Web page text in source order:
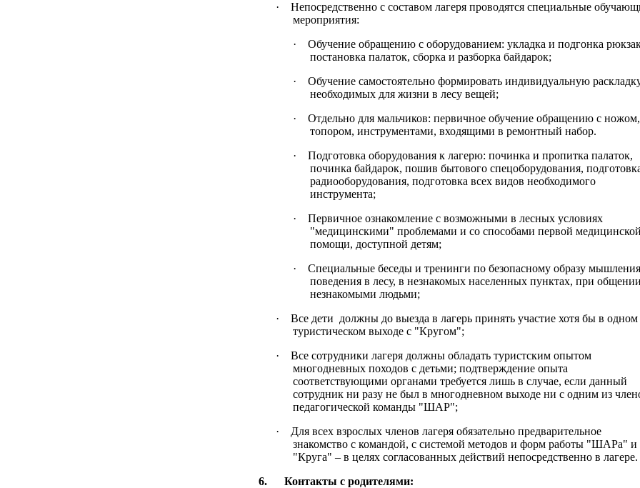
·
Непосредственно с составом лагеря проводятся специальные
мероприятия:
·
Обучение обращению с оборудованием: укладка и подгонка
постановка палаток, сборка и разборка байдарок;
·
Обучение самостоятельно формировать индивидуальную
необходимых для жизни в лесу вещей;
·
Отдельно для мальчиков: первичное обучение обращению с ножом,
топором, инструментами, входящими в ремонтный набор.
·
Подготовка оборудования к лагерю: починка и пропитка палаток,
починка байдарок, пошив бытового спецоборудования,
радиооборудования, подготовка всех видов необходимого
инструмента;
·
Первичное ознакомление с возможными в лесных условиях
"медицинскими" проблемами и со способами первой медицинской
помощи, доступной детям;
·
Специальные беседы и тренинги по безопасному образу
поведения в лесу, в незнакомых населенных пунктах, при
незнакомыми людьми;
·
Все дети должны до выезда в лагерь принять участие хотя бы в одном
туристическом выходе с "Кругом";
·
Все сотрудники лагеря должны обладать туристским опытом
многодневных походов с детьми; подтверждение опыта
соответствующими органами требуется лишь в случае, если данный
сотрудник ни разу не был в многодневном выходе ни с одним из
педагогической команды "ШАР";
·
Для всех взрослых членов лагеря обязательно предварительное
знакомство с командой, с системой методов и форм работы "ШАРа" и
"Круга" – в целях согласованных действий непосредственно в лагере.
6. Контакты с родителями: